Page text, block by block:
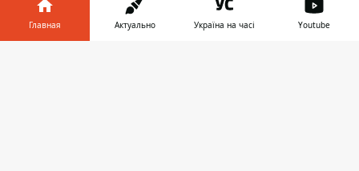
Область
Главная Актуально Україна на часі Youtube